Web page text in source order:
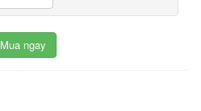
Mua ngay